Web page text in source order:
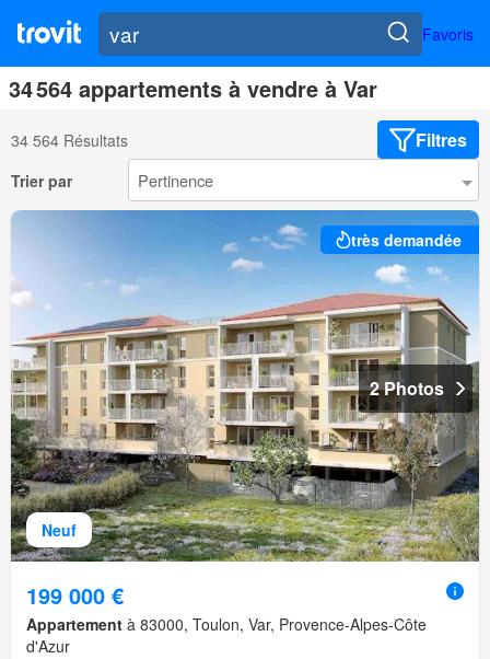
Favoris
34 564 appartements à vendre à Var
34 564 Résultats Filtres
Trier par
Neuf
très demandée
2 Photos
199 000 €
Appartement à 83000, Toulon, Var, Provence-Alpes-Côte
d'Azur